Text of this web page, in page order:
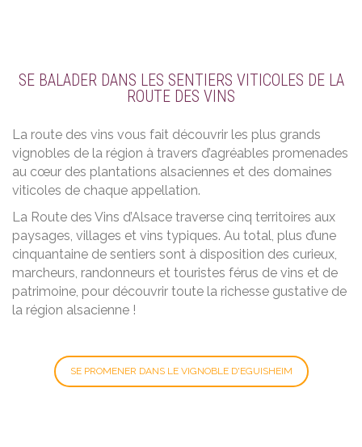
SE BALADER DANS LES SENTIERS VITICOLES DE LA
ROUTE DES VINS
La route des vins vous fait découvrir les plus grands
vignobles de la région à travers d’agréables promenades
au cœur des plantations alsaciennes et des domaines
viticoles de chaque appellation.
La Route des Vins d’Alsace traverse cinq territoires aux
paysages, villages et vins typiques. Au total, plus d’une
cinquantaine de sentiers sont à disposition des curieux,
marcheurs, randonneurs et touristes férus de vins et de
patrimoine, pour découvrir toute la richesse gustative de
la région alsacienne !
SE PROMENER DANS LE VIGNOBLE D'EGUISHEIM